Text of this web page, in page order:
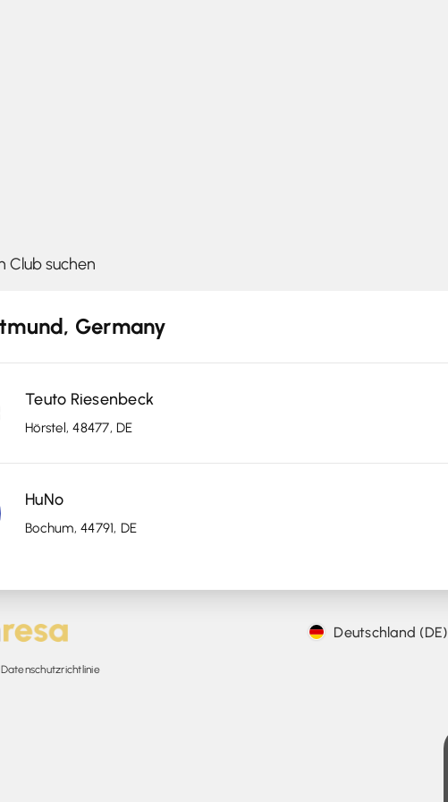
Germany
Teuto Riesenbeck
Hörstel, 48477, DE
HuNo
Bochum, 44791, DE
Deutschland (DE)